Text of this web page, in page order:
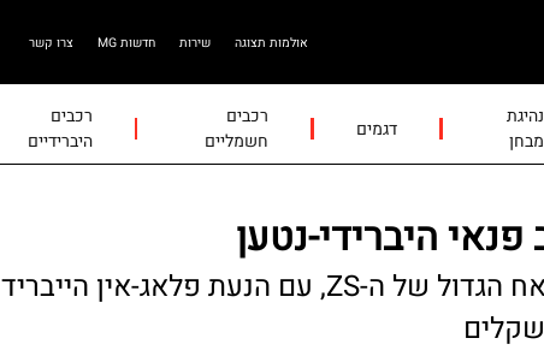
אולמות תצוגה שירות חדשות MG צרו קשר
נהיגת
מבחן
דגמים
רכבים
חשמליים
רכבים
היברידיים
קבוצת לובינסקי משיקה את האח הגדול של ה-ZS, עם הנעת פלאג-אין הייבריד